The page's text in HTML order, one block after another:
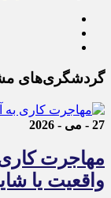
گردشگری‌های
27 - می - 2026
مهاجرت
واقعیت یا